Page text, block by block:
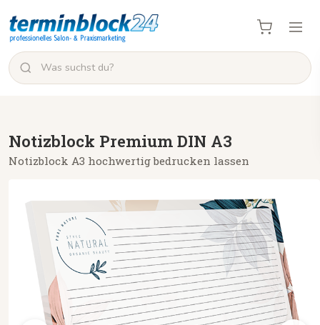
Notizblock Premium DIN A3
Notizblock A3 hochwertig bedrucken lassen